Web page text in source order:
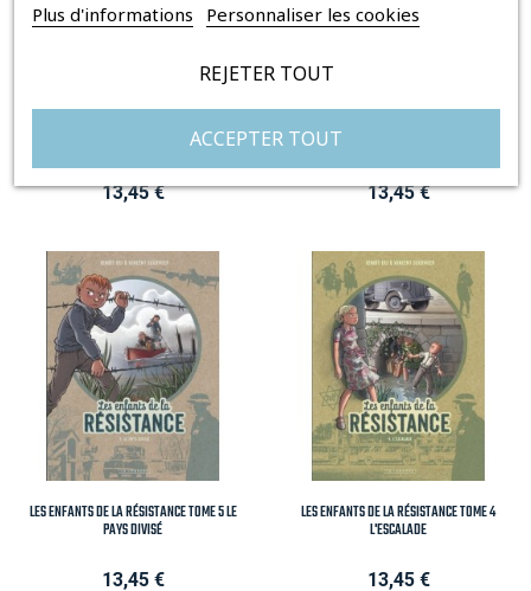
Prix
13,45 € Prix
13,45 €
LES ENFANTS DE LA RÉSISTANCE TOME 5 LE
PAYS DIVISÉ
Prix
13,45 €
LES ENFANTS DE LA RÉSISTANCE TOME 4
L'ESCALADE
Prix
13,45 €
Plus d'informations Personnaliser les cookies
REJETER TOUT
ACCEPTER TOUT